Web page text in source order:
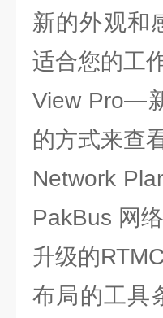
新的外观和
适合您的工
View Pro—
的方式来查
Network
PakBus 网络
升级的
布局的工具